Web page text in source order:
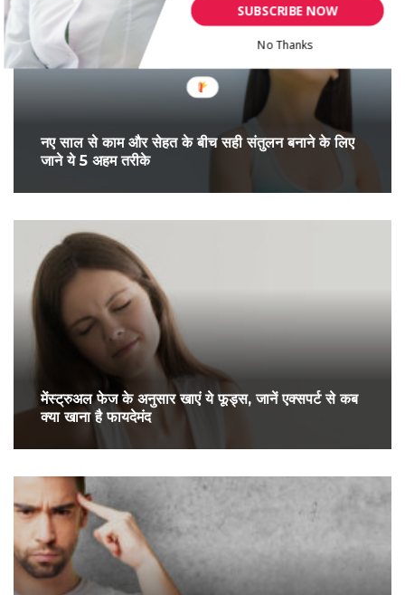
नए साल से काम और सेहत के बीच सही संतुलन बनाने के लिए
जाने ये 5 अहम तरीके
मेंस्ट्रुअल फेज के अनुसार खाएं ये फूड्स, जानें एक्सपर्ट से कब
क्या खाना है फायदेमंद
SUBSCRIBE NOW
No Thanks